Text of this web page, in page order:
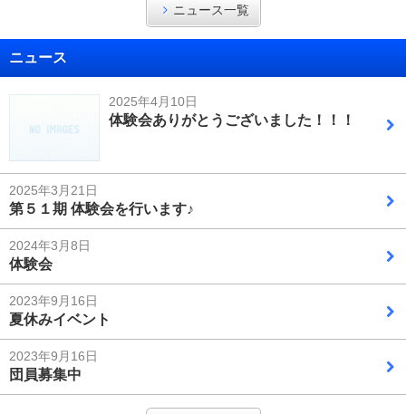
ニュース一覧
ニュース
2025年4月10日
体験会ありがとうございました！！！
2025年3月21日
第５１期 体験会を行います♪
2024年3月8日
体験会
2023年9月16日
夏休みイベント
2023年9月16日
団員募集中